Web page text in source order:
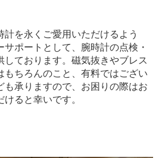
計を永くご愛用いただけるよう
サポートとして、腕時計の点検・
しております。磁気抜きやブレス
もちろんのこと、有料ではござい
も承りますので、お困りの際はお
ると幸いです。